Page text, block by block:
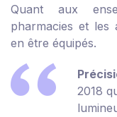
Quant aux
pharmacies et les
en être équipés.
2018